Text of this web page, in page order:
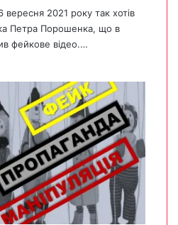
2021 року так хотів
Петра Порошенка, що в
фейкове відео.…